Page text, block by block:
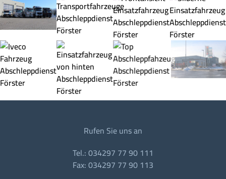
Rufen Sie uns an
Tel.: 034297 77 90 111
Fax: 034297 77 90 113